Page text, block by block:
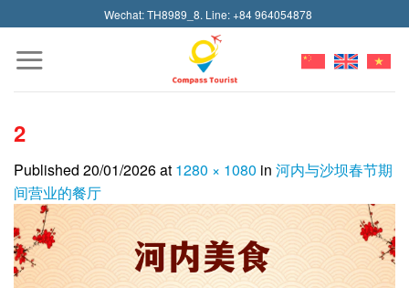
to
content
Wechat: TH8989_8. Line: +84 964054878
2
Published 20/01/2026at 1280 × 1080 in 河内与沙坝春节期
间营业的餐厅